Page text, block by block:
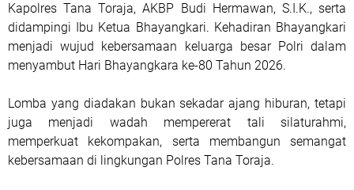
Kapolres Tana Toraja, AKBP Budi Hermawan, S.I.K., serta
didampingi Ibu Ketua Bhayangkari. Kehadiran Bhayangkari
menjadi wujud kebersamaan keluarga besar Polri dalam
menyambut Hari Bhayangkara ke-80 Tahun 2026.
Lomba yang diadakan bukan sekadar ajang hiburan, tetapi
juga menjadi wadah mempererat tali silaturahmi,
memperkuat kekompakan, serta membangun semangat
kebersamaan di lingkungan Polres Tana Toraja.